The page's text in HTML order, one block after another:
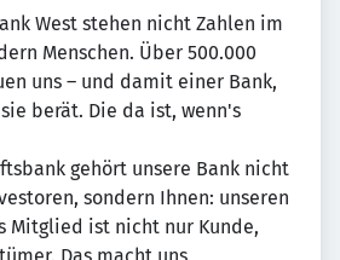
West stehen nicht Zahlen im
Menschen. Über 500.000
uns – und damit einer Bank,
berät. Die da ist, wenn's
gehört unsere Bank nicht
sondern Ihnen: unseren
Mitglied ist nicht nur Kunde,